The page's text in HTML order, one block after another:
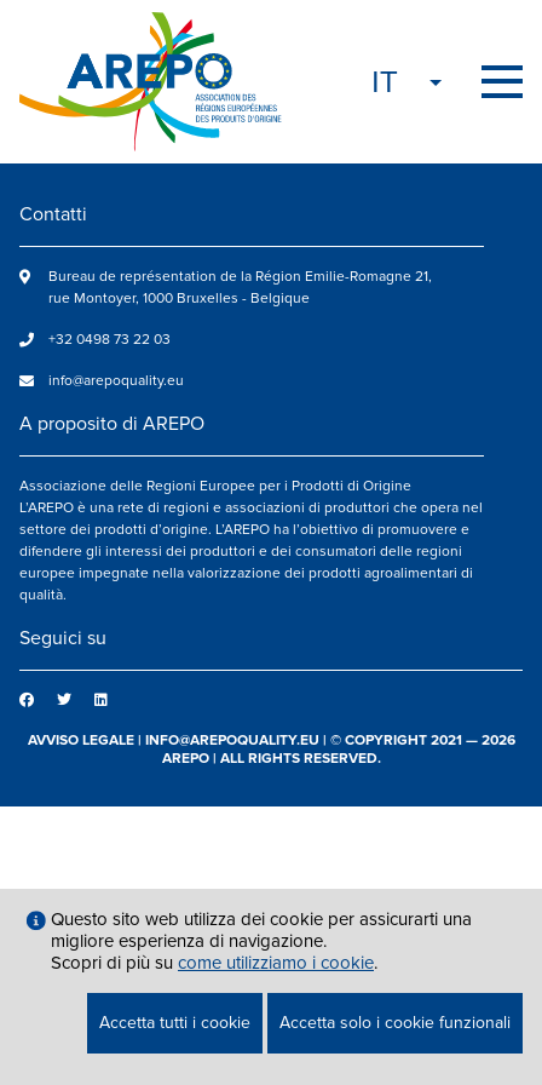
Contatti
Bureau de représentation de la Région Emilie-Romagne 21,
rue Montoyer, 1000 Bruxelles - Belgique
+32 0498 73 22 03
info@arepoquality.eu
A proposito di AREPO
Associazione delle Regioni Europee per i Prodotti di Origine
L’AREPO è una rete di regioni e associazioni di produttori che opera nel
settore dei prodotti d’origine. L’AREPO ha l’obiettivo di promuovere e
difendere gli interessi dei produttori e dei consumatori delle regioni
europee impegnate nella valorizzazione dei prodotti agroalimentari di
qualità.
Seguici su
AVVISO LEGALE| INFO@AREPOQUALITY.EU | © COPYRIGHT 2021 — 2026
AREPO | ALL RIGHTS RESERVED.
Questo sito web utilizza dei cookie per assicurarti una
migliore esperienza di navigazione.
Scopri di più su come utilizziamo i cookie.
Accetta tutti i cookie Accetta solo i cookie funzionali